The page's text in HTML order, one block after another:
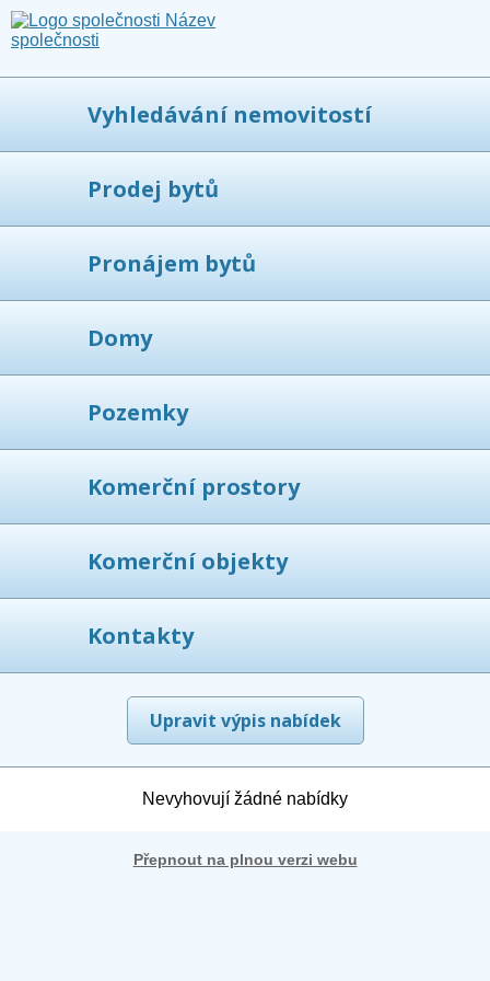
Vyhledávání nemovitostí
Prodej bytů
Pronájem bytů
Domy
Pozemky
Komerční prostory
Komerční objekty
Kontakty
Upravit výpis nabídek
Nevyhovují žádné nabídky
Přepnout na plnou verzi webu